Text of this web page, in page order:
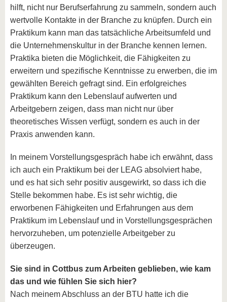
hilft, nicht nur Berufserfahrung zu sammeln, sondern auch
wertvolle Kontakte in der Branche zu knüpfen. Durch ein
Praktikum kann man das tatsächliche Arbeitsumfeld und
die Unternehmenskultur in der Branche kennen lernen.
Praktika bieten die Möglichkeit, die Fähigkeiten zu
erweitern und spezifische Kenntnisse zu erwerben, die im
gewählten Bereich gefragt sind. Ein erfolgreiches
Praktikum kann den Lebenslauf aufwerten und
Arbeitgebern zeigen, dass man nicht nur über
theoretisches Wissen verfügt, sondern es auch in der
Praxis anwenden kann.
In meinem Vorstellungsgespräch habe ich erwähnt, dass
ich auch ein Praktikum bei der LEAG absolviert habe,
und es hat sich sehr positiv ausgewirkt, so dass ich die
Stelle bekommen habe. Es ist sehr wichtig, die
erworbenen Fähigkeiten und Erfahrungen aus dem
Praktikum im Lebenslauf und in Vorstellungsgesprächen
hervorzuheben, um potenzielle Arbeitgeber zu
überzeugen.
Sie sind in Cottbus zum Arbeiten geblieben, wie kam
das und wie fühlen Sie sich hier?
Nach meinem Abschluss an der BTU hatte ich die